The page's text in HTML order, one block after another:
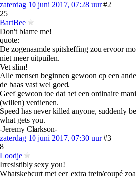
zaterdag 10 juni 2017, 07:28 uur #2
25
BartBee
Don't blame me!
quote:
De zogenaamde spitsheffing zou ervoor
niet meer uitpuilen.
Vet slim!
Alle mensen beginnen gewoon op een
de baas vast wel goed.
Geef gewoon toe dat het een ordinaire
(willen) verdienen.
Speed has never killed anyone, suddenly
what gets you.
-Jeremy Clarkson-
zaterdag 10 juni 2017, 07:30 uur #3
8
Loodje
Irresistibly sexy you!
Whatskebeurt met een extra trein/coupé